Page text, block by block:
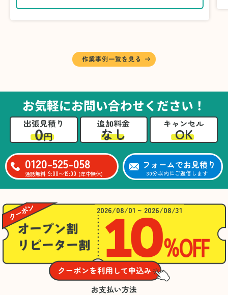
に仕分けしました。
A様から「手際よく進めてくれて助かりまし
るのは難しかったと思います」との温かいお言
葉をいただきました。遺品整理という心の負担
が大きい作業において、少しでもA様の力にな
れたことをスタッフ一同嬉しく思います。
作業事例一覧を見る
お気軽にお問い合わせください！
出張見積り
0円
追加料金
なし
キャンセル
OK
0120-525-058
通話無料 9:00〜19:00 (年中無休)
フォームでお見積り
30分以内にご返信します
2026/08/01 ~ 2026/08/31
お支払い方法